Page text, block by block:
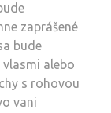
zaprášené
bude
alebo
s rohovou
vani